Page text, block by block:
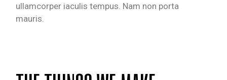
ullamcorper iaculis tempus. Nam non porta
mauris.